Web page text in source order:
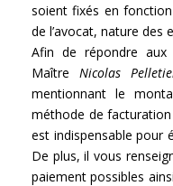
soient fixés en
de l’avocat, nature des
Afin de répondre aux
Maître Nicolas
mentionnant le
méthode de
est indispensable pour
De plus, il vous
paiement possibles